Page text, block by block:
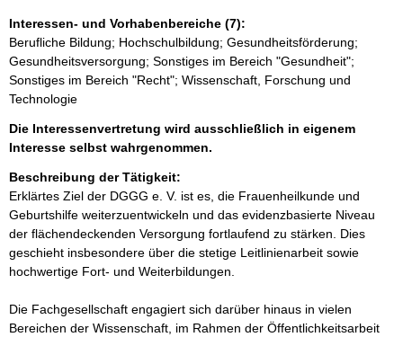
Interessen- und Vorhabenbereiche (7):
Berufliche Bildung; Hochschulbildung; Gesundheitsförderung;
Gesundheitsversorgung; Sonstiges im Bereich "Gesundheit";
Sonstiges im Bereich "Recht"; Wissenschaft, Forschung und
Technologie
Die Interessenvertretung wird ausschließlich in eigenem
Interesse selbst wahrgenommen.
Beschreibung der Tätigkeit:
Erklärtes Ziel der DGGG e. V. ist es, die Frauenheilkunde und
Geburtshilfe weiterzuentwickeln und das evidenzbasierte Niveau
der flächendeckenden Versorgung fortlaufend zu stärken. Dies
geschieht insbesondere über die stetige Leitlinienarbeit sowie
hochwertige Fort- und Weiterbildungen.
Die Fachgesellschaft engagiert sich darüber hinaus in vielen
Bereichen der Wissenschaft, im Rahmen der Öffentlichkeitsarbeit